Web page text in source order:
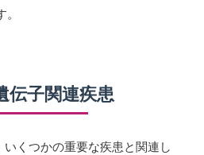
伝子関連疾患
いくつかの重要な疾患と関連し